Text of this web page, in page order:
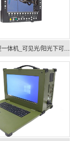
15寸加固型一体机_可见光/阳光下可视一体机